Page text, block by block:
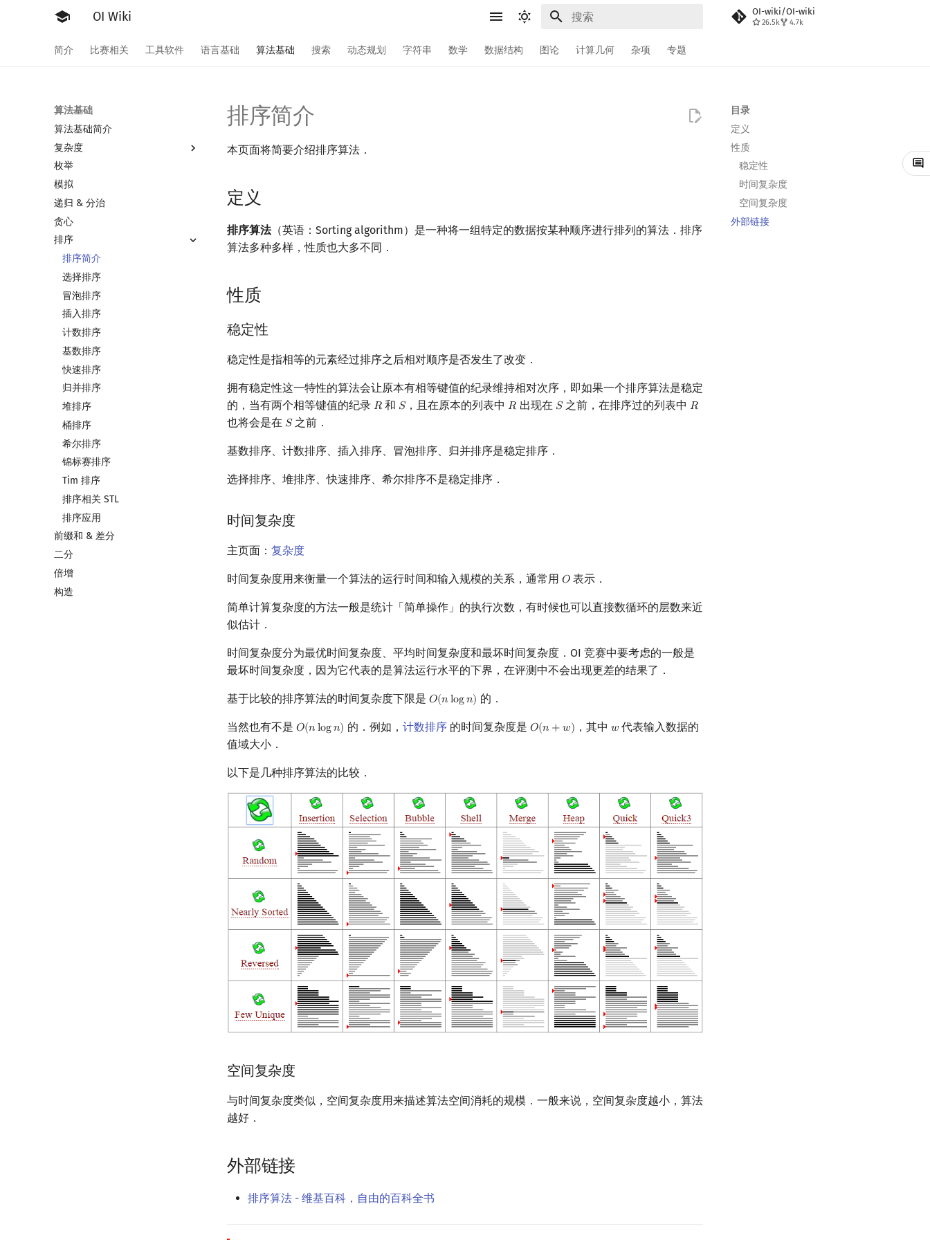
OI Wiki OI-wiki/OI-wiki
26.5k 4.7k
简介 比赛相关 工具软件 语言基础 算法基础 搜索 动态规划 字符串 数学 数据结构 图论 计算几何 杂项 专题
算法基础
算法基础简介
复杂度
复杂度简介
均摊复杂度
枚举
模拟
递归 & 分治
贪心
排序
排序简介
选择排序
冒泡排序
插入排序
计数排序
基数排序
快速排序
归并排序
堆排序
桶排序
希尔排序
锦标赛排序
Tim 排序
排序相关 STL
排序应用
前缀和 & 差分
二分
倍增
构造
目录
定义
性质
稳定性
时间复杂度
空间复杂度
外部链接
排序简介
本页面将简要介绍排序算法．
定义
排序算法（英语：Sorting algorithm）是一种将一组特定的数据按某种顺序进行排列的算法．排序
算法多种多样，性质也大多不同．
性质
稳定性
稳定性是指相等的元素经过排序之后相对顺序是否发生了改变．
拥有稳定性这一特性的算法会让原本有相等键值的纪录维持相对次序，即如果一个排序算法是稳定
的，当有两个相等键值的纪录 𝑅
R 和 𝑆
S，且在原本的列表中𝑅
R 出现在 𝑆
S之前，在排序过的列表中 𝑅
R
也将会是在 𝑆
S之前．
基数排序、计数排序、插入排序、冒泡排序、归并排序是稳定排序．
选择排序、堆排序、快速排序、希尔排序不是稳定排序．
时间复杂度
主页面： 复杂度
时间复杂度用来衡量一个算法的运行时间和输入规模的关系，通常用 𝑂
O 表示．
简单计算复杂度的方法一般是统计「简单操作」的执行次数，有时候也可以直接数循环的层数来近
似估计．
时间复杂度分为最优时间复杂度、平均时间复杂度和最坏时间复杂度．OI 竞赛中要考虑的一般是
最坏时间复杂度，因为它代表的是算法运行水平的下界，在评测中不会出现更差的结果了．
基于比较的排序算法的时间复杂度下限是 𝑂(𝑛log𝑛)
O(nlogn) 的．
当然也有不是 𝑂(𝑛log𝑛)
O(nlogn) 的．例如， 计数排序的时间复杂度是 𝑂(𝑛 +𝑤)
O(n+w ) ，其中 𝑤
w 代表输入数据的
值域大小．
以下是几种排序算法的比较．
空间复杂度
与时间复杂度类似，空间复杂度用来描述算法空间消耗的规模．一般来说，空间复杂度越小，算法
越好．
外部链接
排序算法 - 维基百科，自由的百科全书